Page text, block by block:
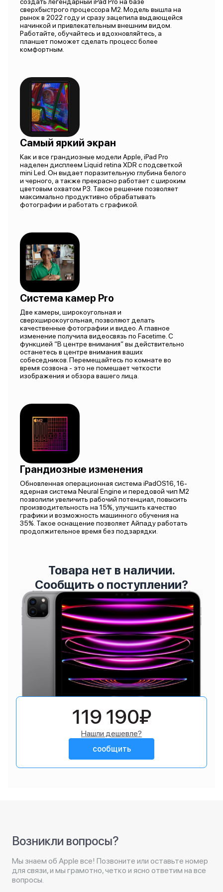
сверхбыстрого процессора M2. Модель вышла на
рынок в 2022 году и сразу зацепила выдающейся
начинкой и привлекательным внешним видом.
Работайте, обучайтесь и вдохновляйтесь, а
планшет поможет сделать процесс более
комфортным.
Самый яркий экран
Как и все грандиозные модели Apple, iPad Pro
наделен дисплеем Liquid retina XDR c подсветкой
mini Led. Он выдает поразительную глубина белого
и черного, а также прекрасно работает с широким
цветовым охватом P3. Такое решение позволяет
максимально продуктивно обрабатывать
фотографии и работать с графикой.
Система камер Pro
Две камеры, широкоугольная и
сверхширокоугольная, позволяют делать
качественные фотографии и видео. А главное
изменение получила видеосвязь по Facetime. С
функцией “В центре внимания” вы действительно
останетесь в центре внимания ваших
собеседников. Перемещайтесь по комнате во
время созвона - это не помешает четкости
изображения и обзора вашего лица.
Грандиозные изменения
Обновленная операционная система iPadOS16, 16-
ядерная система Neural Engine и передовой чип M2
позволили увеличить рабочий потенциал, повысить
производительность на 15%, улучшить качество
графики и возможность машинного обучения на
35%. Такое оснащение позволяет Айпаду работать
продолжительное время без подзарядки.
Товара нет в наличии.
Сообщить о поступлении?
119 190₽
Нашли дешевле?
сообщить
Возникли вопросы?
Мы знаем об Apple все! Позвоните или оставьте номер
для связи, и мы грамотно, четко и ясно ответим на все
вопросы.